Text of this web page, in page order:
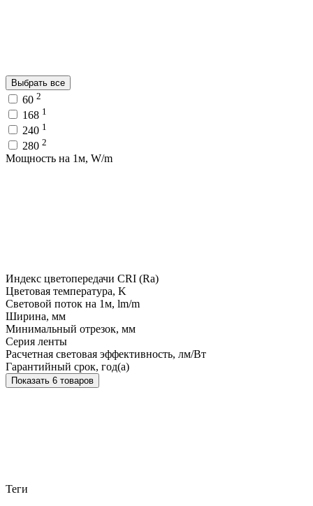
Выбрать все
60 2
168 1
240 1
280 2
Мощность на 1м, W/m
Индекс цветопередачи CRI (Ra)
Цветовая температура, K
Световой поток на 1м, lm/m
Ширина, мм
Минимальный отрезок, мм
Серия ленты
Расчетная световая эффективность, лм/Вт
Гарантийный срок, год(а)
Показать 6 товаров
Теги